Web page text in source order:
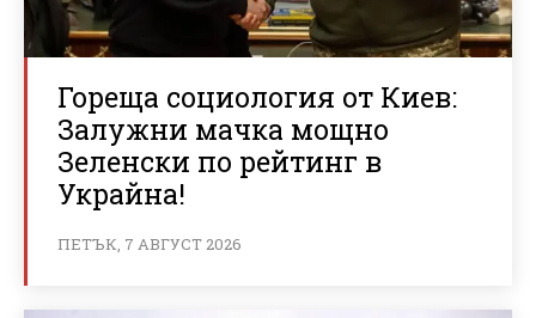
Гореща социология от Киев:
Залужни мачка мощно
Зеленски по рейтинг в
Украйна!
ПЕТЪК, 7 АВГУСТ 2026